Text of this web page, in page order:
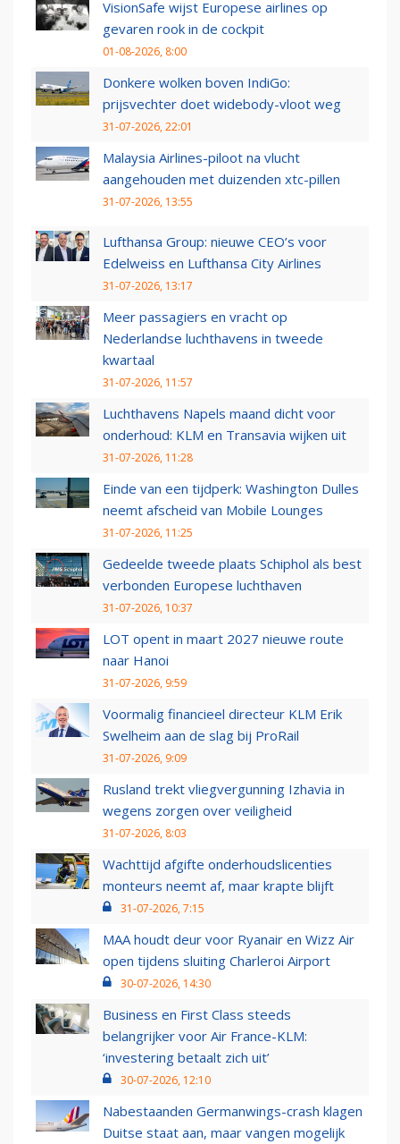
VisionSafe wijst Europese airlines op
gevaren rook in de cockpit
01-08-2026, 8:00
Donkere wolken boven IndiGo:
prijsvechter doet widebody-vloot weg
31-07-2026, 22:01
Malaysia Airlines-piloot na vlucht
aangehouden met duizenden xtc-pillen
31-07-2026, 13:55
Lufthansa Group: nieuwe CEO’s voor
Edelweiss en Lufthansa City Airlines
31-07-2026, 13:17
Meer passagiers en vracht op
Nederlandse luchthavens in tweede
kwartaal
31-07-2026, 11:57
Luchthavens Napels maand dicht voor
onderhoud: KLM en Transavia wijken uit
31-07-2026, 11:28
Einde van een tijdperk: Washington Dulles
neemt afscheid van Mobile Lounges
31-07-2026, 11:25
Gedeelde tweede plaats Schiphol als best
verbonden Europese luchthaven
31-07-2026, 10:37
LOT opent in maart 2027 nieuwe route
naar Hanoi
31-07-2026, 9:59
Voormalig financieel directeur KLM Erik
Swelheim aan de slag bij ProRail
31-07-2026, 9:09
Rusland trekt vliegvergunning Izhavia in
wegens zorgen over veiligheid
31-07-2026, 8:03
Wachttijd afgifte onderhoudslicenties
monteurs neemt af, maar krapte blijft
31-07-2026, 7:15
MAA houdt deur voor Ryanair en Wizz Air
open tijdens sluiting Charleroi Airport
30-07-2026, 14:30
Business en First Class steeds
belangrijker voor Air France-KLM:
‘investering betaalt zich uit’
30-07-2026, 12:10
Nabestaanden Germanwings-crash klagen
Duitse staat aan, maar vangen mogelijk